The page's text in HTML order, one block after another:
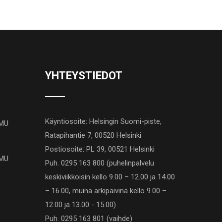
YHTEYSTIEDOT
Käyntiosoite: Helsingin Suomi-piste,
Ratapihantie 7, 00520 Helsinki
Postiosoite: PL 39, 00521 Helsinki
Puh. 0295 163 800 (puhelinpalvelu
keskiviikkoisin kello 9.00 – 12.00 ja 14.00
– 16.00, muina arkipäivinä kello 9.00 –
12.00 ja 13.00 - 15.00)
Puh. 0295 163 801 (vaihde)